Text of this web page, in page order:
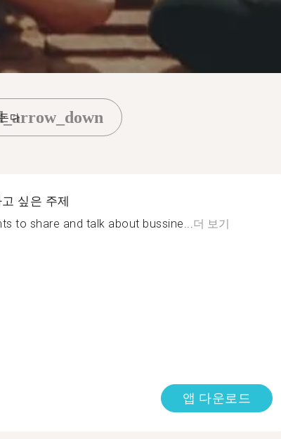
다
싶은 주제
to share and talk about bussine...더 보기
앱 다운로드